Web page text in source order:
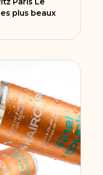
plus beaux